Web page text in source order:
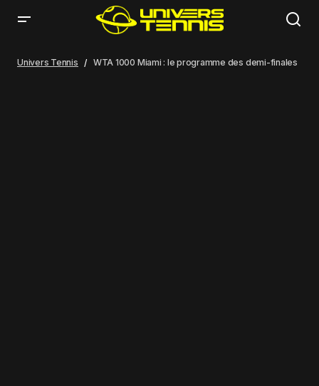
Univers Tennis WTA 1000 Miami : le programme des demi-finales